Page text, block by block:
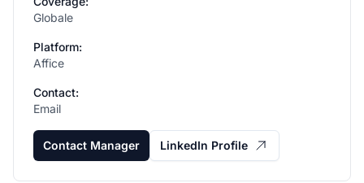
Globale
Platform:
Affice
Contact:
Email
Contact Manager LinkedIn Profile